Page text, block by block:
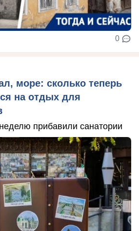
0
море: сколько теперь
на отдых для
прибавили санатории